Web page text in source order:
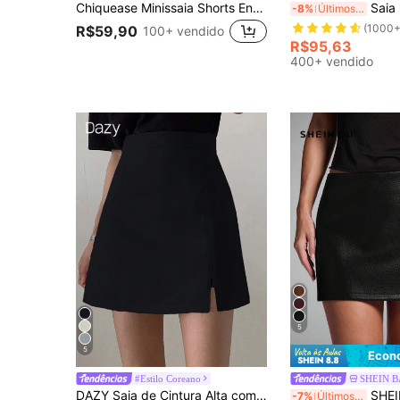
Chiquease Minissaia Shorts Envoltório Assimétrico De Borda De Cor Sólida
R$59,90 100+ vendido
-8% Últimos 2 dias Saia Plissada Mini Feminina,
R$95,63
400+ vendido
5
#Estilo Coreano
DAZY Saia de Cintura Alta com Bainha Dividida, Saia Feminina Casual de Zíper Preta Regular de Cintura Alta, Básica, Uso Diário Casual, Primavera/Verão
5
SHEIN
-7% Últimos 2 dias SHEIN BAE Saia
#1 Mais Vendido